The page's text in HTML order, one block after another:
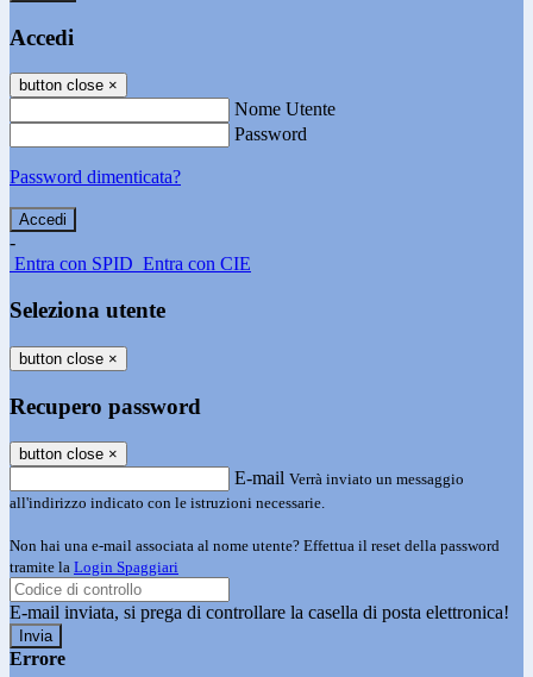
Accedi
button close ×
Nome Utente
Password
Password dimenticata?
-
Entra con SPID Entra con CIE
Seleziona utente
button close ×
Recupero password
button close ×
E-mail Verrà inviato un messaggio
all'indirizzo indicato con le istruzioni necessarie.
Non hai una e-mail associata al nome utente? Effettua il reset della password
tramite la Login Spaggiari
E-mail inviata, si prega di controllare la casella di posta elettronica!
Errore